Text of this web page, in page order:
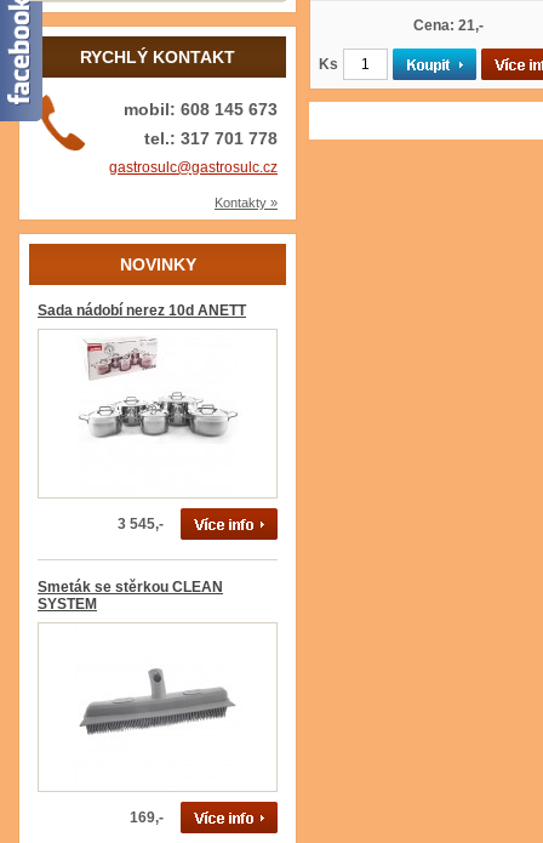
RYCHLÝ KONTAKT
mobil: 608 145 673
tel.: 317 701 778
gastrosulc@gastrosulc.cz
Kontakty »
NOVINKY
Sada nádobí nerez 10d ANETT
3 545,-
Smeták se stěrkou CLEAN
SYSTEM
169,-
Cena: 21,-
Ks